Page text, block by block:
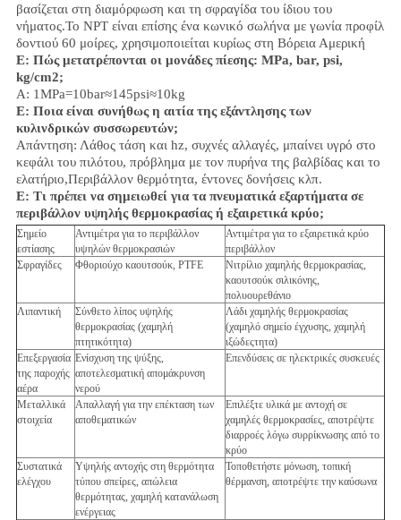
βασίζεται στη διαμόρφωση και τη σφραγίδα του ίδιου του
νήματος.Το NPT είναι επίσης ένα κωνικό σωλήνα με γωνία προφίλ
δοντιού 60 μοίρες, χρησιμοποιείται κυρίως στη Βόρεια Αμερική
Ε: Πώς μετατρέπονται οι μονάδες πίεσης: MPa, bar, psi,
kg/cm2;
Α: 1MPa=10bar≈145psi≈10kg
Ε: Ποια είναι συνήθως η αιτία της εξάντλησης των
κυλινδρικών συσσωρευτών;
Απάντηση: Λάθος τάση και hz, συχνές αλλαγές, μπαίνει υγρό στο
κεφάλι του πιλότου, πρόβλημα με τον πυρήνα της βαλβίδας και το
ελατήριο,Περιβάλλον θερμότητα, έντονες δονήσεις κλπ.
Ε: Τι πρέπει να σημειωθεί για τα πνευματικά εξαρτήματα σε
περιβάλλον υψηλής θερμοκρασίας ή εξαιρετικά κρύο;
Σημείο
εστίασης
Αντιμέτρα για το περιβάλλον
υψηλών θερμοκρασιών
Αντιμέτρα για το εξαιρετικά κρύο
περιβάλλον
Σφραγίδες
Φθοριούχο καουτσούκ, PTFE
Νιτρίλιο χαμηλής θερμοκρασίας,
καουτσούκ σιλικόνης,
πολυουρεθάνιο
Λιπαντική
Σύνθετο λίπος υψηλής
θερμοκρασίας (χαμηλή
πτητικότητα)
Λάδι χαμηλής θερμοκρασίας
(χαμηλό σημείο έγχυσης, χαμηλή
ιξώδεςτητα)
Επεξεργασία
της παροχής
αέρα
Ενίσχυση της ψύξης,
αποτελεσματική απομάκρυνση
νερού
Επενδύσεις σε ηλεκτρικές συσκευές
Μεταλλικά
στοιχεία
Απαλλαγή για την επέκταση των
αποθεματικών
Επιλέξτε υλικά με αντοχή σε
χαμηλές θερμοκρασίες, αποτρέψτε
διαρροές λόγω συρρίκνωσης από το
κρύο
Συστατικά
ελέγχου
Υψηλής αντοχής στη θερμότητα
τύπου σπείρες, απώλεια
θερμότητας, χαμηλή κατανάλωση
ενέργειας
Τοποθετήστε μόνωση, τοπική
θέρμανση, αποτρέψτε την καύσωνα